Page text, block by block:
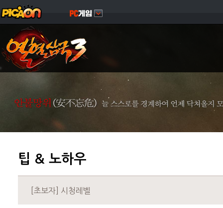
팁 & 노하우
[초보자] 시청레벨